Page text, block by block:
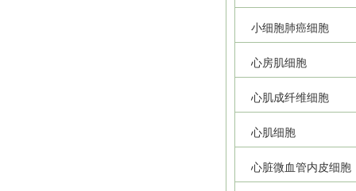
小细胞肺癌细胞
心房肌细胞
心肌成纤维细胞
心肌细胞
心脏微血管内皮细胞